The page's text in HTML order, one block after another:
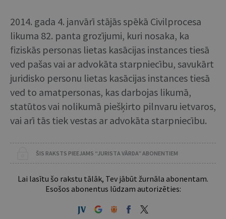
2014. gada 4. janvārī stājās spēkā Civilprocesa
likuma 82. panta grozījumi, kuri nosaka, ka
fiziskās personas lietas kasācijas instances tiesā
ved pašas vai ar advokāta starpniecību, savukārt
juridisko personu lietas kasācijas instances tiesā
ved to amatpersonas, kas darbojas likumā,
statūtos vai nolikumā piešķirto pilnvaru ietvaros,
vai arī tās tiek vestas ar advokāta starpniecību.
ŠIS RAKSTS PIEEJAMS “JURISTA VĀRDA” ABONENTIEM
Lai lasītu šo rakstu tālāk, Tev jābūt žurnāla abonentam.
Esošos abonentus lūdzam autorizēties: